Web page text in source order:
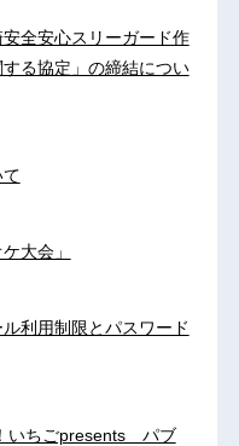
全安心スリーガード作
る協定」の締結につい
て
大会」
利用制限とパスワード
いちごpresents パブ